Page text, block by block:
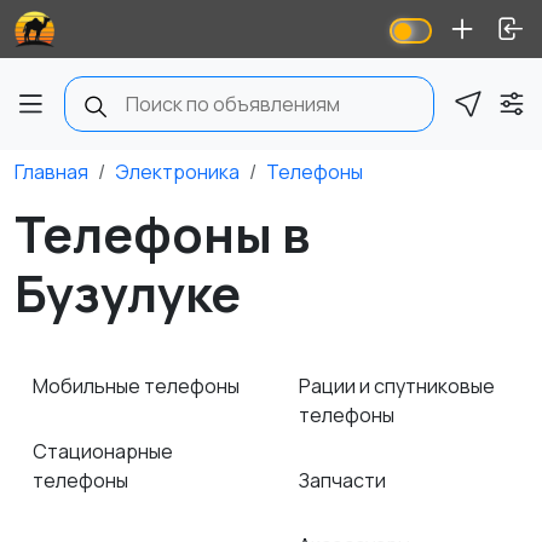
Главная Электроника Телефоны
Телефоны в
Бузулуке
Мобильные телефоны
Стационарные
телефоны
Рации и спутниковые
телефоны
Запчасти